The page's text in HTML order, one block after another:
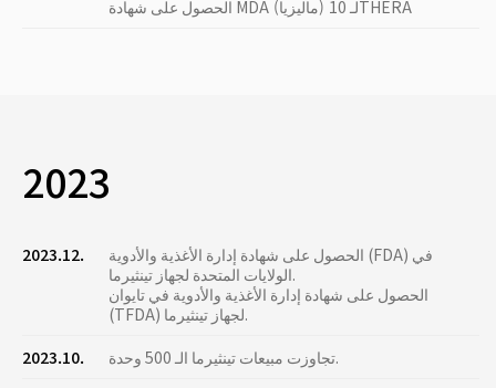
الحصول على شهادة MDA (ماليزيا) لـ 10THERA
2023
2023.12.
الحصول على شهادة إدارة الأغذية والأدوية (FDA) في
الولايات المتحدة لجهاز تينثيرما.
الحصول على شهادة إدارة الأغذية والأدوية في تايوان
(TFDA) لجهاز تينثيرما.
2023.10.
تجاوزت مبيعات تينثيرما الـ 500 وحدة.